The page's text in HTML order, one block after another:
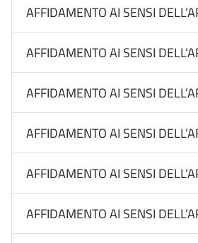
AFFIDAMENTO AI SENSI
AFFIDAMENTO AI SENSI
AFFIDAMENTO AI SENSI
AFFIDAMENTO AI SENSI
AFFIDAMENTO AI SENSI
AFFIDAMENTO AI SENSI